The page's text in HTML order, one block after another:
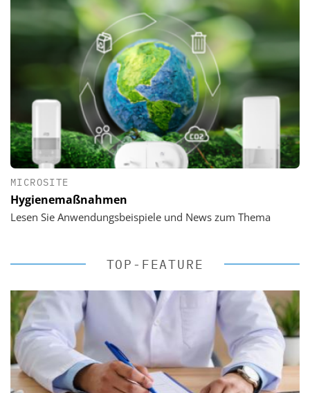
MICROSITE
Hygienemaßnahmen
Lesen Sie Anwendungsbeispiele und News zum Thema
TOP-FEATURE